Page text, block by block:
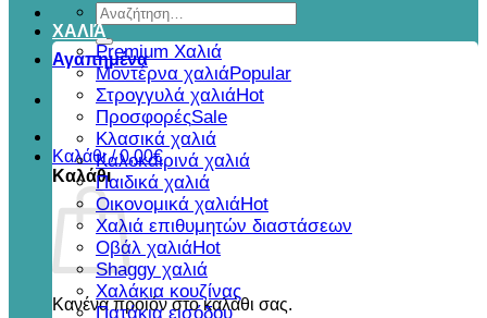
Αναζήτηση
για:
Αγαπημένα
Καλάθι /0,00€
Καλάθι
Κανένα προϊόν στο καλάθι σας.
ΧΑΛΙΆ
Premium Χαλιά
Μοντέρνα χαλιά
Στρογγυλά χαλιά
Προσφορές
Κλασικά χαλιά
Καλοκαιρινά χαλιά
Παιδικά χαλιά
Οικονομικά χαλιά
Χαλιά επιθυμητών διαστάσεων
Οβάλ χαλιά
Shaggy χαλιά
Χαλάκια κουζίνας
Πατάκια εισόδου